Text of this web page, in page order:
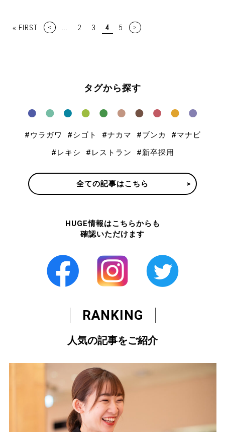
« FIRST < 2 3 4 5 >
タグから探す
ウラガワ シゴト ナカマ ブンカ
マナビ
レキシ
レストラン 新卒採用
全ての記事はこちら
HUGE情報はこちらからも
確認いただけます
RANKING
人気の記事をご紹介